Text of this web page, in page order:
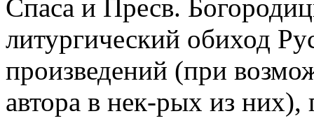
Спаса и Пресв.
литургический обиход
произведений (при
автора в нек-рых из них),